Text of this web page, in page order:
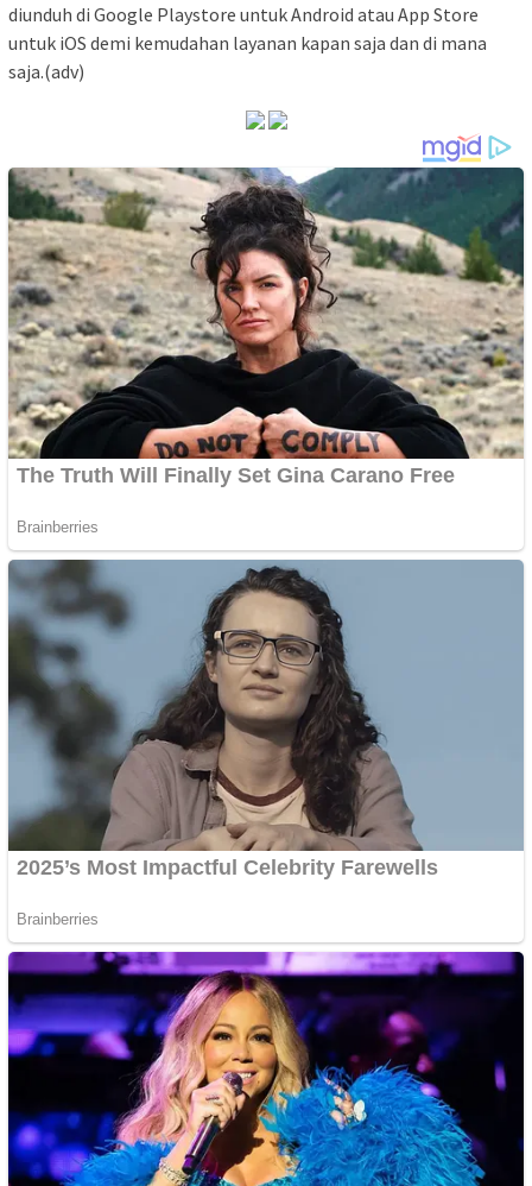
diunduh di Google Playstore untuk Android atau App Store
untuk iOS demi kemudahan layanan kapan saja dan di mana
saja.(adv)